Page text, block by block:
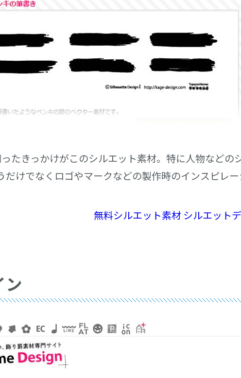
たきっかけがこのシルエット素材。特に人物などの
だけでなくロゴやマークなどの製作時のインスピレ
無料シルエット素材 シルエット
ン